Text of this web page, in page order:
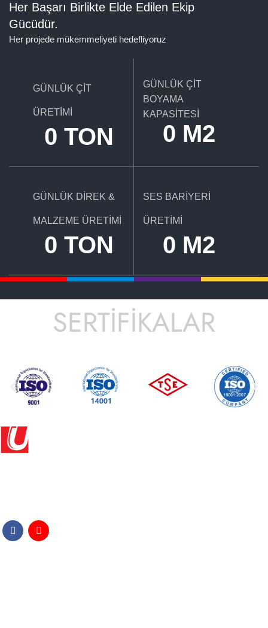
Her Başarı Birlikte Elde Edilen Ekip
Gücüdür.
Her projede mükemmeliyeti hedefliyoruz
GÜNLÜK ÇİT
ÜRETİMİ
0 TON
GÜNLÜK ÇİT
BOYAMA
KAPASİTESİ
0 M2
GÜNLÜK DİREK &
MALZEME ÜRETİMİ
0 TON
SES BARİYERİ
ÜRETİMİ
0 M2
SERTİFİKALAR